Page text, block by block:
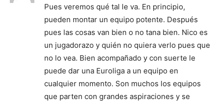
Pues veremos qué tal le va. En principio,
pueden montar un equipo potente. Después
pues las cosas van bien o no tana bien. Nico es
un jugadorazo y quién no quiera verlo pues que
no lo vea. Bien acompañado y con suerte le
puede dar una Euroliga a un equipo en
cualquier momento. Son muchos los equipos
que parten con grandes aspiraciones y se